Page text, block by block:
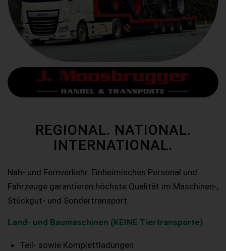
REGIONAL. NATIONAL.
INTERNATIONAL.
Nah- und Fernverkehr. Einheimisches Personal und
Fahrzeuge garantieren höchste Qualität im Maschinen-,
Stückgut- und Sondertransport.
Land- und Baumaschinen (KEINE Tiertransporte)
Teil- sowie Komplettladungen